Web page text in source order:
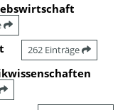
262 Einträge